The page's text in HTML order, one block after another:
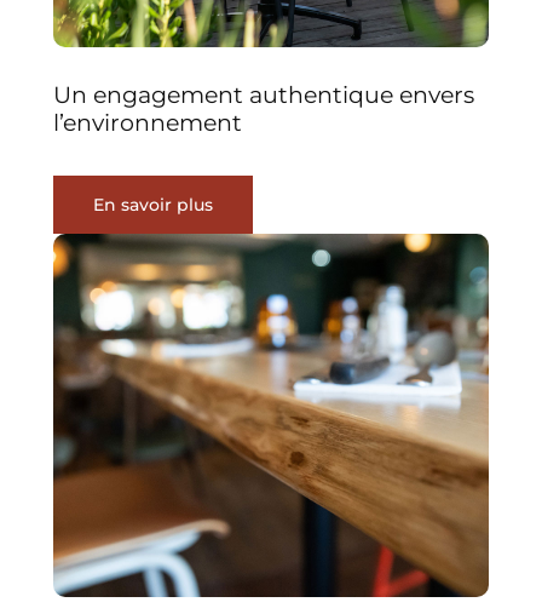
Un engagement authentique envers
l’environnement
En savoir plus